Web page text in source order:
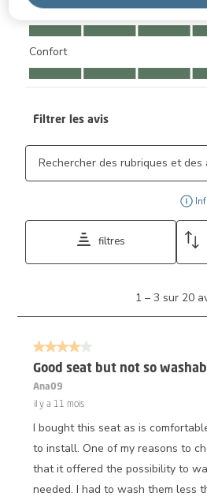
Facilité d'utilisation
Facilité d'utilisation, 4.3 sur 5
Confort
Confort, 4.8 sur 5
Filtrer les avis
Zone de recherche de sujet et d'avis
filtres
3
avis.
1 – 3 sur 20
4 sur 5 étoiles.
Good seat but not so
Ana09
il y a 11 mois
I bought this seat as is
to install. One of my reasons to
that it offered the possibility to
needed. I had to wash them less